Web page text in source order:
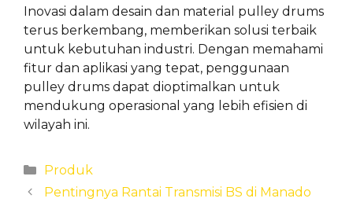
Inovasi dalam desain dan material pulley drums
terus berkembang, memberikan solusi terbaik
untuk kebutuhan industri. Dengan memahami
fitur dan aplikasi yang tepat, penggunaan
pulley drums dapat dioptimalkan untuk
mendukung operasional yang lebih efisien di
wilayah ini.
Categories
Produk
Pentingnya Rantai Transmisi BS di Manado